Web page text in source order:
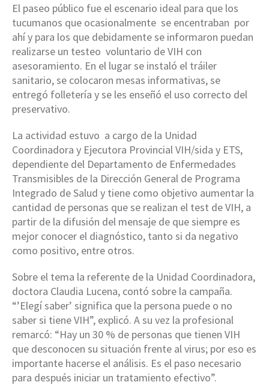
El paseo público fue el escenario ideal para que los
tucumanos que ocasionalmente se encentraban por
ahí y para los que debidamente se informaron puedan
realizarse un testeo voluntario de VIH con
asesoramiento. En el lugar se instaló el tráiler
sanitario, se colocaron mesas informativas, se
entregó folletería y se les enseñó el uso correcto del
preservativo.
La actividad estuvo a cargo de la Unidad
Coordinadora y Ejecutora Provincial VIH/sida y ETS,
dependiente del Departamento de Enfermedades
Transmisibles de la Dirección General de Programa
Integrado de Salud y tiene como objetivo aumentar la
cantidad de personas que se realizan el test de VIH, a
partir de la difusión del mensaje de que siempre es
mejor conocer el diagnóstico, tanto si da negativo
como positivo, entre otros.
Sobre el tema la referente de la Unidad Coordinadora,
doctora Claudia Lucena, contó sobre la campaña.
“’Elegí saber’ significa que la persona puede o no
saber si tiene VIH”, explicó. A su vez la profesional
remarcó: “Hay un 30 % de personas que tienen VIH
que desconocen su situación frente al virus; por eso es
importante hacerse el análisis. Es el paso necesario
para después iniciar un tratamiento efectivo”.